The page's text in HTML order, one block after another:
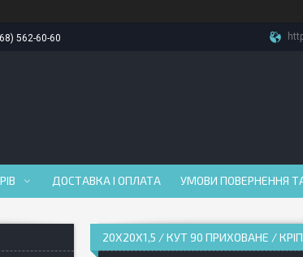
562-60-60
ДОСТАВКА І ОПЛАТА УМОВИ ПОВЕРНЕННЯ
20Х20Х1,5 / КУТ 90 ПРИХОВАНЕ /